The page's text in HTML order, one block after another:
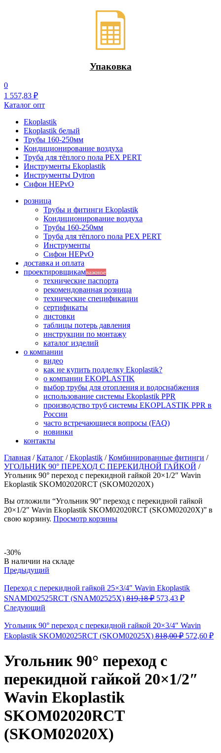
Упаковка
0
1 557,83 ₽
Каталог опт
Ekoplastik
Ekoplastik белый
Трубы 160-250мм
Кондиционирование воздуха
Труба для тёплого пола PEX PERT
Инструменты Ekoplastik
Инструменты Dytron
Сифон HEPvO
розница
Трубы и фитинги Ekoplastik
Кондиционирование воздуха
Трубы 160-250мм
Труба для тёплого пола PEX PERT
Инструменты
Сифон HEPvO
доставка и оплата
проектировщикамважное
технические паспорта
рекомендованная розница
технические спецификации
сертификаты
листовки
таблицы потерь давления
инструкции по монтажу
каталог изделий
о компании
видео
как не купить подделку Ekoplastik?
о компании EKOPLASTIK
выбор трубы для отопления и водоснабжения
использование системы Ekoplastik PPR
производство труб системы EKOPLASTIK PPR в
России
часто встречающиеся вопросы (FAQ)
новинки
контакты
Главная /Каталог /Ekoplastik /Комбинированные фитинги /
УГОЛЬНИК 90° ПЕРЕХОД С ПЕРЕКИДНОЙ ГАЙКОЙ /
Угольник 90° переход с перекидной гайкой 20×1/2″ Wavin
Ekoplastik SKOM02020RCT (SKOM02020X)
Вы отложили “Угольник 90° переход с перекидной гайкой
20×1/2″ Wavin Ekoplastik SKOM02020RCT (SKOM02020X)” в
свою корзину. Просмотр корзины
-30%
Availability:
В наличии на складе
Предыдущий
Переход с перекидной гайкой 25×3/4″ Wavin Ekoplastik
SNAMD02525RCT (SNAM02525X) 819,18₽ Первоначальная
819,18 ₽.
573,43 ₽Текущая
Следующий
Угольник 90° переход с перекидной гайкой 20×3/4″ Wavin
Ekoplastik SKOM02025RCT (SKOM02025X) 818,00₽ 572,60 ₽
Угольник 90° переход с
перекидной гайкой 20×1/2″
Wavin Ekoplastik
SKOM02020RCT
(SKOM02020X)